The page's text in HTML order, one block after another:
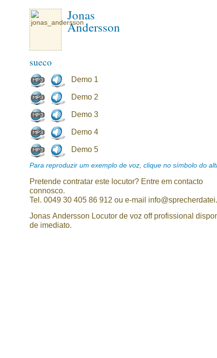
Jonas
Andersson
sueco
Demo 1
Demo 2
Demo 3
Demo 4
Demo 5
Para reproduzir um exemplo de voz, clique no símbolo do
Pretende contratar este locutor? Entre em contacto
connosco.
Tel. 0049 30 405 86 912 ou e-mail
Jonas Andersson Locutor de voz off profissional
de imediato.